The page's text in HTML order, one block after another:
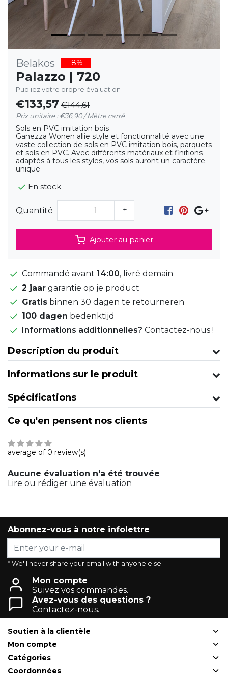
Belakos -8%
Palazzo | 720
Publiez votre propre évaluation
€133,57 €144,61
Prix unitaire : €36,90 / Mètre carré
Sols en PVC imitation bois
Ganezza Wonen allie style et fonctionnalité avec une
vaste collection de sols en PVC imitation bois, parquets
et sols en PVC. Avec différents matériaux et finitions
adaptés à tous les styles, vos sols auront un caractère
unique
En stock
Quantité - +
Ajouter au panier
Commandé avant 14:00, livré demain
2 jaar garantie op je product
Gratis binnen 30 dagen te retourneren
100 dagen bedenktijd
Informations additionnelles? Contactez-nous !
Description du produit
Informations sur le produit
Spécifications
Ce qu'en pensent nos clients
average of 0 review(s)
Aucune évaluation n'a été trouvée
Lire ou rédiger une évaluation
Abonnez-vous à notre infolettre
* We'll never share your email with anyone else.
Mon compte
Suivez vos commandes.
Avez-vous des questions ?
Contactez-nous.
Soutien à la clientèle
Mon compte
Catégories
Coordonnées